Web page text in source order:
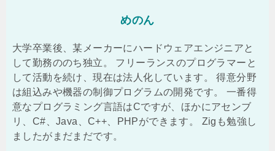
めのん
大学卒業後、某メーカーにハードウェアエンジニアと
して勤務ののち独立。 フリーランスのプログラマーと
して活動を続け、現在は法人化しています。 得意分野
は組込みや機器の制御プログラムの開発です。 一番得
意なプログラミング言語はCですが、ほかにアセンブ
リ、C#、Java、C++、PHPができます。 Zigも勉強し
ましたがまだまだです。